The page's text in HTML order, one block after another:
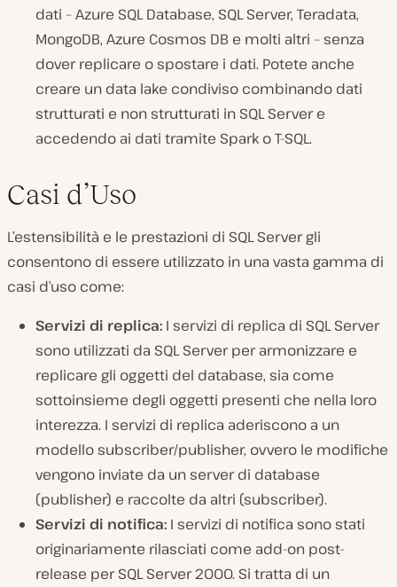
dati – Azure SQL Database, SQL Server, Teradata,
MongoDB, Azure Cosmos DB e molti altri – senza
dover replicare o spostare i dati. Potete anche
creare un data lake condiviso combinando dati
strutturati e non strutturati in SQL Server e
accedendo ai dati tramite Spark o T-SQL.
Casi d’Uso
L’estensibilità e le prestazioni di SQL Server gli
consentono di essere utilizzato in una vasta gamma di
casi d’uso come:
Servizi di replica: I servizi di replica di SQL Server
sono utilizzati da SQL Server per armonizzare e
replicare gli oggetti del database, sia come
sottoinsieme degli oggetti presenti che nella loro
interezza. I servizi di replica aderiscono a un
modello subscriber/publisher, ovvero le modifiche
vengono inviate da un server di database
(publisher) e raccolte da altri (subscriber).
Servizi di notifica: I servizi di notifica sono stati
originariamente rilasciati come add-on post-
release per SQL Server 2000. Si tratta di un